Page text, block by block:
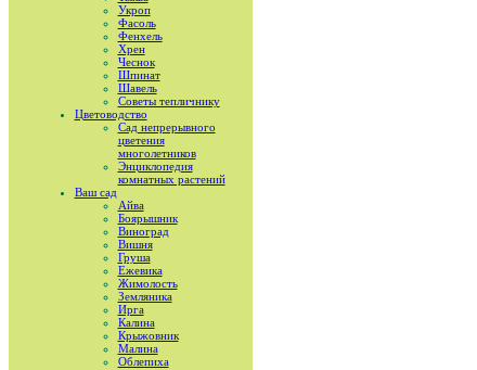
Укроп
Фасоль
Фенхель
Хрен
Чеснок
Шпинат
Шавель
Советы тепличнику
Цветоводство
Сад непрерывного
цветения
многолетников
Энциклопедия
комнатных растений
Ваш сад
Айва
Боярышник
Виноград
Вишня
Груша
Ежевика
Жимолость
Земляника
Ирга
Калина
Крыжовник
Малина
Облепиха